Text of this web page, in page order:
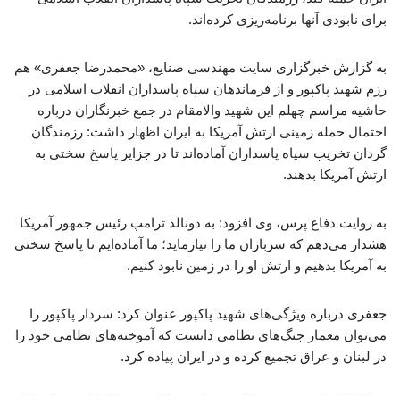
برای نابودی آنها برنامه‌ریزی کرده‌اند.
به گزارش خبرگزاری سایت مهندسی صنایع، «محمدرضا جعفری» هم
رزم شهید پاکپور و از فرماندهان سپاه پاسداران انقلاب اسلامی در
حاشیه مراسم چهلم این شهید والامقام در جمع خبرنگاران درباره
احتمال حمله زمینی ارتش آمریکا به ایران اظهار داشت: رزمندگان
گردان تخریب سپاه پاسداران آماده‌اند تا در جزایر پاسخ سختی به
ارتش آمریکا بدهند.
به روایت دفاع پرس، وی افزود: به دونالد ترامپ رئیس جمهور آمریکا
هشدار می‌دهم که سربازان ما را نیازماید؛ ما آماده‌ایم تا پاسخ سختی
به آمریکا بدهیم و ارتش او را در زمین نابود کنیم.
جعفری درباره ویژگی‌های شهید پاکپور عنوان کرد: سردار پاکپور را
می‌توان معمار جنگ‌های نظامی دانست که آموخته‌های نظامی خود را
در لبنان و عراق تجمیع کرده و در ایران پیاده کرد.